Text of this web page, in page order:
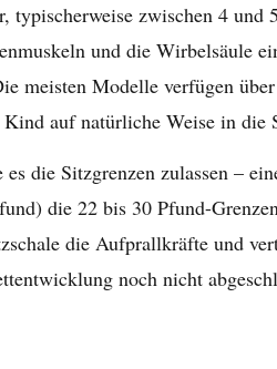
zwischen 4 und
und die Wirbelsäule
meisten Modelle verfügen
auf natürliche Weise in die
die Sitzgrenzen zulassen –
die 22 bis 30 Pfund-
die Aufprallkräfte und
noch nicht